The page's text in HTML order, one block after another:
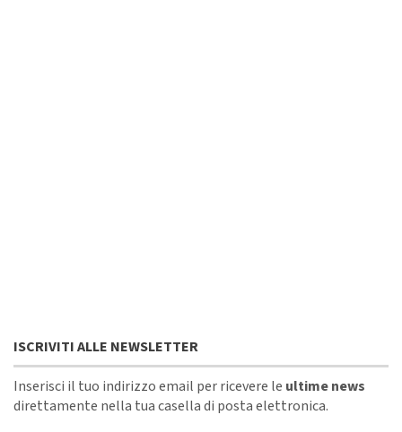
ISCRIVITI ALLE NEWSLETTER
Inserisci il tuo indirizzo email per ricevere le ultime news
direttamente nella tua casella di posta elettronica.